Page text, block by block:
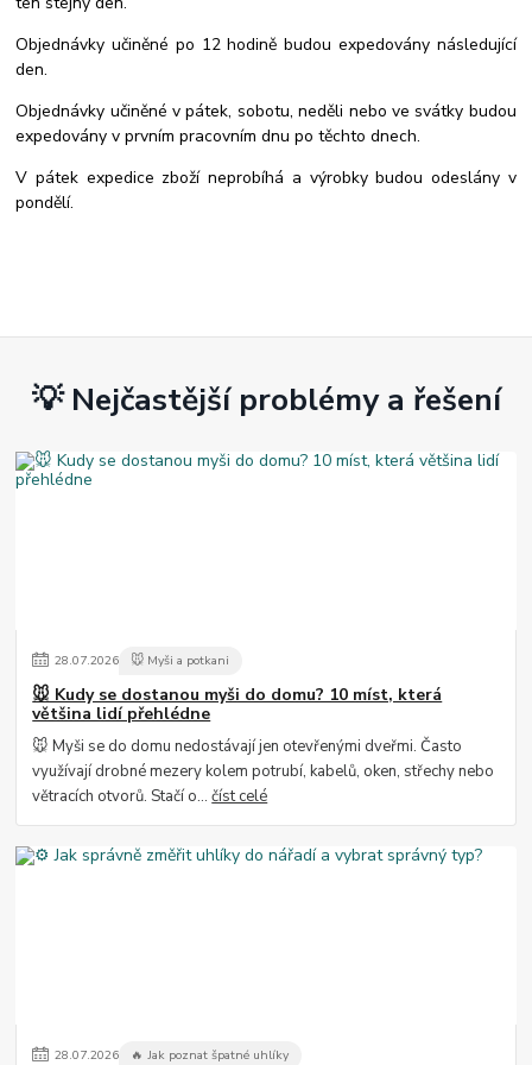
Objednávky učiněné po 12 hodině budou expedovány následující
den.
Objednávky učiněné v pátek, sobotu, neděli nebo ve svátky budou
expedovány v prvním pracovním dnu po těchto dnech.
V pátek expedice zboží neprobíhá a výrobky budou odeslány v
pondělí.
💡 Nejčastější problémy a řešení
28.07.2026 🐭 Myši a potkani
🐭 Kudy se dostanou myši do domu? 10 míst, která
většina lidí přehlédne
🐭 Myši se do domu nedostávají jen otevřenými dveřmi. Často
využívají drobné mezery kolem potrubí, kabelů, oken, střechy nebo
větracích otvorů. Stačí o...číst celé
28.07.2026 🔥 Jak poznat špatné uhlíky